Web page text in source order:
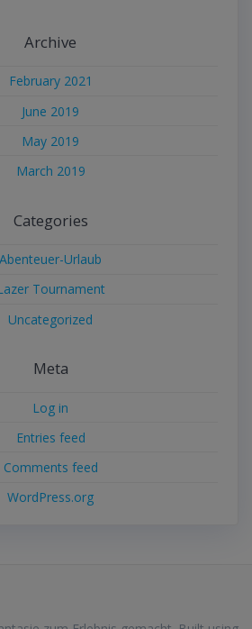
Archive
February 2021
June 2019
May 2019
March 2019
Categories
Abenteuer-Urlaub
Tournament
Uncategorized
Meta
Log in
Entries feed
Comments feed
WordPress.org